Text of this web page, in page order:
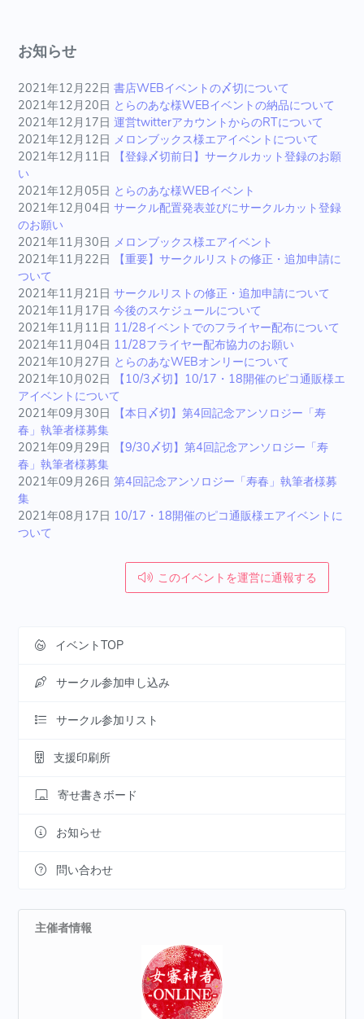
お知らせ
2021年12月22日 書店WEBイベントの〆切について
2021年12月20日 とらのあな様WEBイベントの納品について
2021年12月17日 運営twitterアカウントからのRTについて
2021年12月12日 メロンブックス様エアイベントについて
2021年12月11日
【登録〆切前日】サークルカット登録のお願
い
2021年12月05日 とらのあな様WEBイベント
2021年12月04日 サークル配置発表並びにサークルカット登録
のお願い
2021年11月30日 メロンブックス様エアイベント
2021年11月22日
【重要】サークルリストの修正・追加申請に
ついて
2021年11月21日 サークルリストの修正・追加申請について
2021年11月17日 今後のスケジュールについて
2021年11月11日 11/28イベントでのフライヤー配布について
2021年11月04日 11/28フライヤー配布協力のお願い
2021年10月27日 とらのあなWEBオンリーについて
2021年10月02日
【10/3〆切】10/17・18開催のピコ通販様エ
アイベントについて
2021年09月30日
【本日〆切】第4回記念アンソロジー「寿
春」執筆者様募集
2021年09月29日
【9/30〆切】第4回記念アンソロジー「寿
春」執筆者様募集
2021年09月26日 第4回記念アンソロジー「寿春」執筆者様募
集
2021年08月17日 10/17・18開催のピコ通販様エアイベントに
ついて
このイベントを運営に通報する
イベントTOP
サークル参加申し込み
サークル参加リスト
支援印刷所
寄せ書きボード
お知らせ
問い合わせ
主催者情報